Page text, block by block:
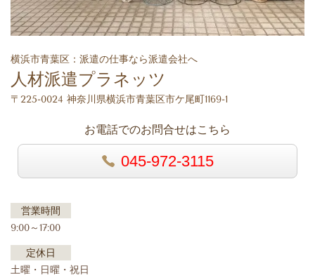
横浜市青葉区：派遣の仕事なら派遣会社へ
人材派遣プラネッツ
〒225-0024 神奈川県横浜市青葉区市ケ尾町1169-1
お電話でのお問合せはこちら
045-972-3115
営業時間
9:00～17:00
定休日
土曜・日曜・祝日